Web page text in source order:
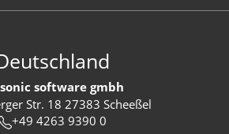
software gmbh
Str. 18 27383 Scheeßel
+49 4263 9390 0